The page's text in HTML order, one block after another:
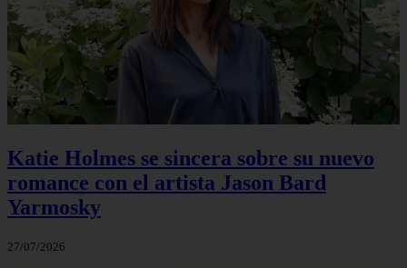
Katie Holmes se sincera sobre su nuevo
romance con el artista Jason Bard
Yarmosky
27/07/2026